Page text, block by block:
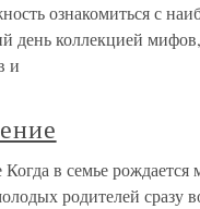
ознакомиться с
день коллекцией
и
в семье
родителей сразу